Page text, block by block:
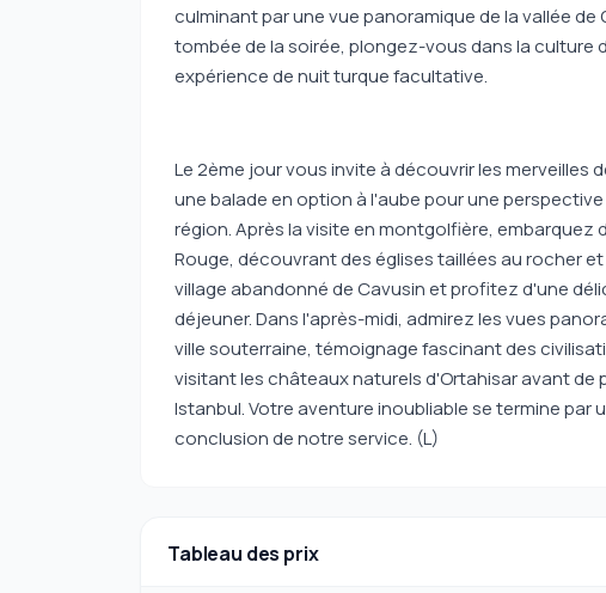
culminant par une vue panoramique de la vallée de
tombée de la soirée, plongez-vous dans la culture
expérience de nuit turque facultative.
Le 2ème jour vous invite à découvrir les merveilles
une balade en option à l'aube pour une
région. Après la visite en montgolfière, embarquez
Rouge, découvrant des églises taillées au rocher
village abandonné de Cavusin et profitez d'une
déjeuner. Dans l'après-midi, admirez les vues
ville souterraine, témoignage fascinant des
visitant les châteaux naturels d'Ortahisar avant
Istanbul. Votre aventure inoubliable se termine
conclusion de notre service. (L)
Tableau des prix